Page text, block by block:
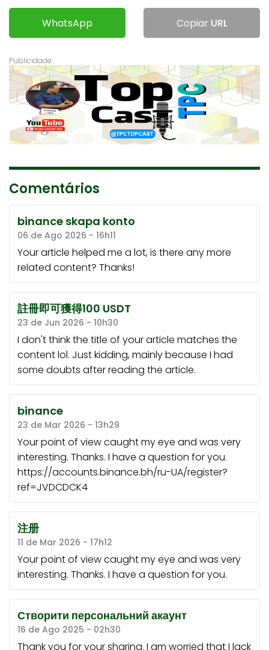
WhatsApp Copiar URL
Comentários
binance skapa konto
06 de Ago 2026 - 16h11
Your article helped me a lot, is there any more
related content? Thanks!
註冊即可獲得100 USDT
23 de Jun 2026 - 10h30
I don't think the title of your article matches the
content lol. Just kidding, mainly because I had
some doubts after reading the article.
binance
23 de Mar 2026 - 13h29
Your point of view caught my eye and was very
interesting. Thanks. I have a question for you.
https://accounts.binance.bh/ru-UA/register?
ref=JVDCDCK4
注册
11 de Mar 2026 - 17h12
Your point of view caught my eye and was very
interesting. Thanks. I have a question for you.
Створити персональний акаунт
16 de Ago 2025 - 02h30
Thank you for your sharing. I am worried that I lack